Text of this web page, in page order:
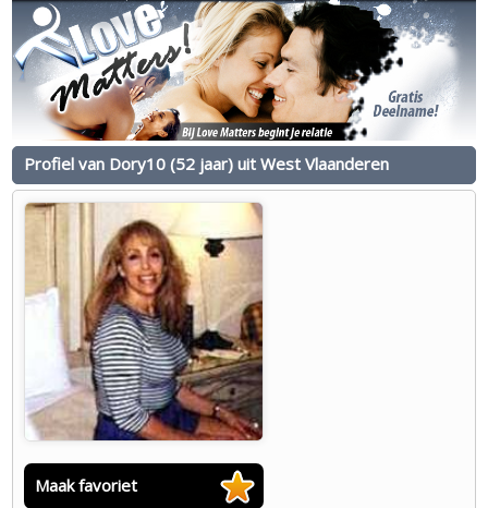
Profiel van Dory10 (52 jaar) uit West Vlaanderen
Maak favoriet